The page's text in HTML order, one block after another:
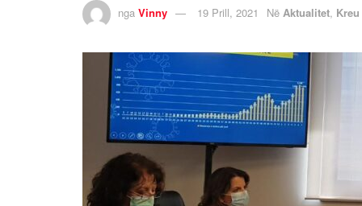
nga Vinny 19 Prill, 2021 Në Aktualitet, Kreu